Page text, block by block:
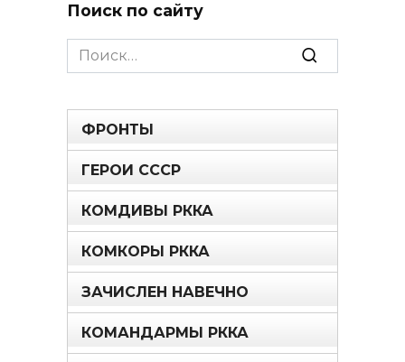
Поиск по сайту
Search
for:
ФРОНТЫ
ГЕРОИ СССР
КОМДИВЫ РККА
КОМКОРЫ РККА
ЗАЧИСЛЕН НАВЕЧНО
КОМАНДАРМЫ РККА